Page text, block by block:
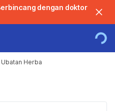
dengan doktor
Ubatan Herba